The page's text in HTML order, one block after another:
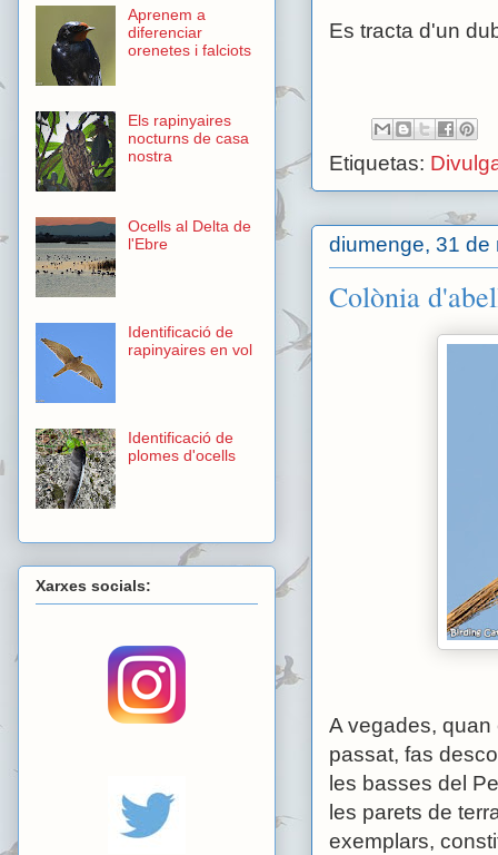
Es tracta d'un
Etiquetas:
diumenge, 31 de
Colònia
A vegades,
passat, fas
les basses del
les parets de
exemplars,
Aprenem a
diferenciar
orenetes i falciots
Els rapinyaires
nocturns de casa
nostra
Ocells al Delta de
l'Ebre
Identificació de
rapinyaires en vol
Identificació de
plomes d'ocells
Xarxes socials: